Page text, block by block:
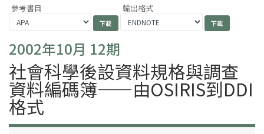
參考書目 輸出格式
2002年10月 12期
社會科學後設資料規格與調查
資料編碼簿——由OSIRIS到DDI
格式